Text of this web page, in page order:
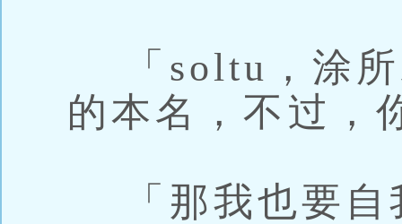
「soltu，涂所
的本名，不过，
「那我也要自